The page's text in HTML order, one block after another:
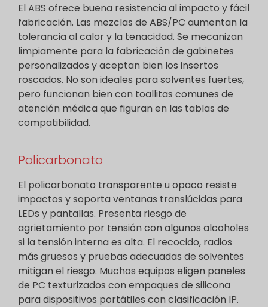
El ABS ofrece buena resistencia al impacto y fácil
fabricación. Las mezclas de ABS/PC aumentan la
tolerancia al calor y la tenacidad. Se mecanizan
limpiamente para la fabricación de gabinetes
personalizados y aceptan bien los insertos
roscados. No son ideales para solventes fuertes,
pero funcionan bien con toallitas comunes de
atención médica que figuran en las tablas de
compatibilidad.
Policarbonato
El policarbonato transparente u opaco resiste
impactos y soporta ventanas translúcidas para
LEDs y pantallas. Presenta riesgo de
agrietamiento por tensión con algunos alcoholes
si la tensión interna es alta. El recocido, radios
más gruesos y pruebas adecuadas de solventes
mitigan el riesgo. Muchos equipos eligen paneles
de PC texturizados con empaques de silicona
para dispositivos portátiles con clasificación IP.